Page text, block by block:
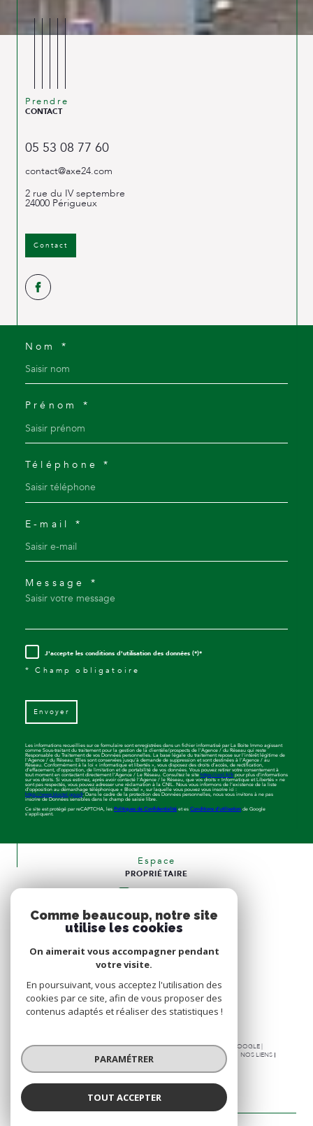
Nom *
Prénom *
Téléphone *
E-mail *
Message *
J'accepte les conditions d'utilisation des données (*)*
* Champ obligatoire
Envoyer
Les informations recueillies sur ce formulaire sont enregistrées dans un fichier informatisé par La Boite Immo agissant
comme Sous-traitant du traitement pour la gestion de la clientèle/prospects de l'Agence / du Réseau qui reste
Responsable du Traitement de vos Données personnelles. La base légale du traitement repose sur l'intérêt légitime de
l'Agence / du Réseau. Elles sont conservées jusqu'à demande de suppression et sont destinées à l'Agence / au
Réseau. Conformément à la loi « informatique et libertés », vous disposez des droits d’accès, de rectification,
d’effacement, d’opposition, de limitation et de portabilité de vos données. Vous pouvez retirer votre consentement à
tout moment en contactant directement l’Agence / Le Réseau. Consultez le site https://cnil.fr/fr pour plus d’informations
sur vos droits. Si vous estimez, après avoir contacté l'Agence / le Réseau, que vos droits « Informatique et Libertés » ne
sont pas respectés, vous pouvez adresser une réclamation à la CNIL. Nous vous informons de l’existence de la liste
d'opposition au démarchage téléphonique « Bloctel », sur laquelle vous pouvez vous inscrire ici :
https://www.bloctel.gouv.fr. Dans le cadre de la protection des Données personnelles, nous vous invitons à ne pas
inscrire de Données sensibles dans le champ de saisie libre.
Ce site est protégé par reCAPTCHA, les Politiques de Confidentialité et es Conditions d'utilisation de Google
s'appliquent.
Prendre
CONTACT
05 53 08 77 60
contact@axe24.com
2 rue du IV septembre
24000 Périgueux
Contact
Espace
PROPRIÉTAIRE
Nous
© 2026 | TOUS DROITS RÉSERVÉS | TRADUCTION POWERED BY GOOGLE |
NOS HONORAIRES
PLAN DU SITE MENTIONS LÉGALES ADMIN
NOS LIENS
POLITIQUE RGPD
Comme beaucoup, notre site
utilise les cookies
On aimerait vous accompagner pendant
votre visite.
En poursuivant, vous acceptez l'utilisation des
cookies par ce site, afin de vous proposer des
contenus adaptés et réaliser des statistiques !
PARAMÉTRER
TOUT ACCEPTER